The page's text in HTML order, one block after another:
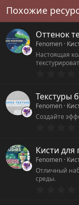
Похожие
Оттенок
Fenomen
Настоящая
Текстуры
Fenomen
Создайте
Кисти
Fenomen
Отличный
среды.